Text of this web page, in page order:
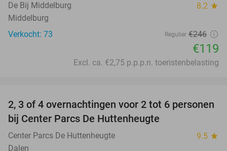
De Bij Middelburg 8.2 star
Middelburg
Verkocht: 73
Regulier €246
€119
Excl. ca. €2,75 p.p.p.n. toeristenbelasting
15%
2, 3 of 4 overnachtingen voor 2 tot 6 personen
bij Center Parcs De Huttenheugte
Center Parcs De Huttenheugte 9.5 star
Dalen